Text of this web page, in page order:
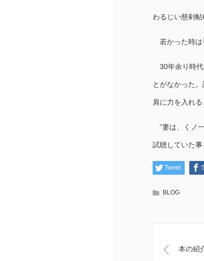
わるじい慈剣
若かった時は
30年余り時代
とがなかった
肩に力を入れ
”妻は、くノ
試聴していた
Tweet
BLOG
本の紹